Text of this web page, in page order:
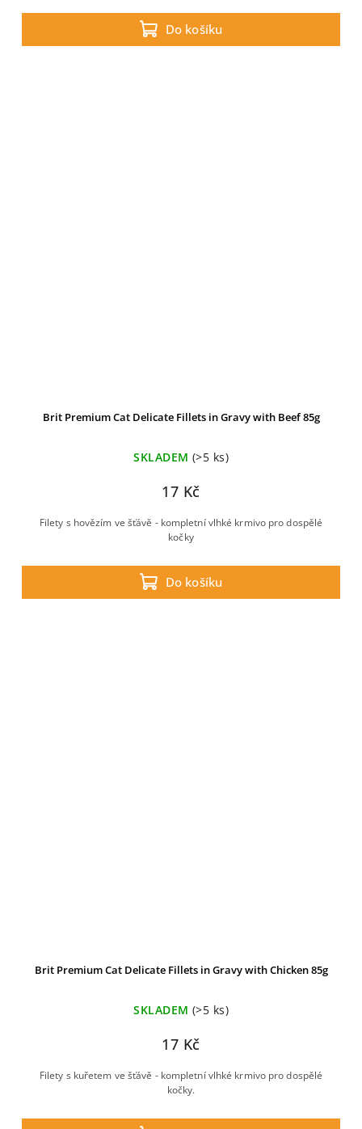
Do košíku
Brit Premium Cat Delicate Fillets in Gravy with Beef 85g
SKLADEM (>5 ks)
17 Kč
Do košíku
Filety s hovězím ve šťávě - kompletní vlhké krmivo pro dospělé
kočky
Brit Premium Cat Delicate Fillets in Gravy with Chicken 85g
SKLADEM (>5 ks)
17 Kč
Filety s kuřetem ve šťávě - kompletní vlhké krmivo pro dospělé
kočky.